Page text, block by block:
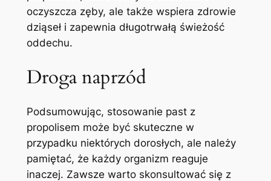
oczyszcza zęby, ale także wspiera zdrowie
dziąseł i ​zapewnia długotrwałą świeżość
oddechu.
Droga naprzód
Podsumowując, stosowanie past ‍z
propolisem może być skuteczne w
przypadku niektórych dorosłych, ale należy
pamiętać, że każdy organizm ⁢reaguje
inaczej. Zawsze warto skonsultować się ⁣z